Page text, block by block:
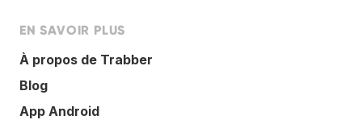
EN SAVOIR PLUS
À propos de Trabber
Blog
App Android